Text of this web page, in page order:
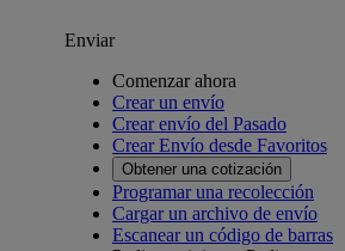
Enviar
Comenzar ahora
Crear un envío
Crear envío del Pasado
Crear Envío desde Favoritos
Obtener una cotización
Programar una recolección
Cargar un archivo de envío
Escanear un código de barras